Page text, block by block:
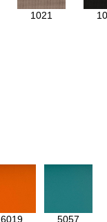
1021
6019 5057